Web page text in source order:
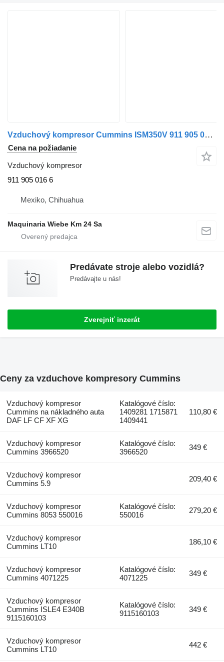
Vzduchový kompresor Cummins ISM350V 911 905 016 6 na nákladného auta
Cena na požiadanie
Vzduchový kompresor
911 905 016 6
Mexiko, Chihuahua
Maquinaria Wiebe Km 24 Sa
Predávate stroje alebo vozidlá?
Predávajte u nás!
Zverejniť inzerát
Ceny za vzduchove kompresory Cummins
Vzduchový kompresor
Cummins na nákladného auta
DAF LF CF XF XG
Katalógové číslo:
1409281 1715871
1409441
110,80 €
Vzduchový kompresor
Cummins 3966520
Katalógové číslo:
3966520
349 €
Vzduchový kompresor
Cummins 5.9
209,40 €
Vzduchový kompresor
Cummins 8053 550016
Katalógové číslo:
550016
279,20 €
Vzduchový kompresor
Cummins LT10
186,10 €
Vzduchový kompresor
Cummins 4071225
Katalógové číslo:
4071225
349 €
Vzduchový kompresor
Cummins ISLE4 E340B
9115160103
Katalógové číslo:
9115160103
349 €
Vzduchový kompresor
Cummins LT10
442 €